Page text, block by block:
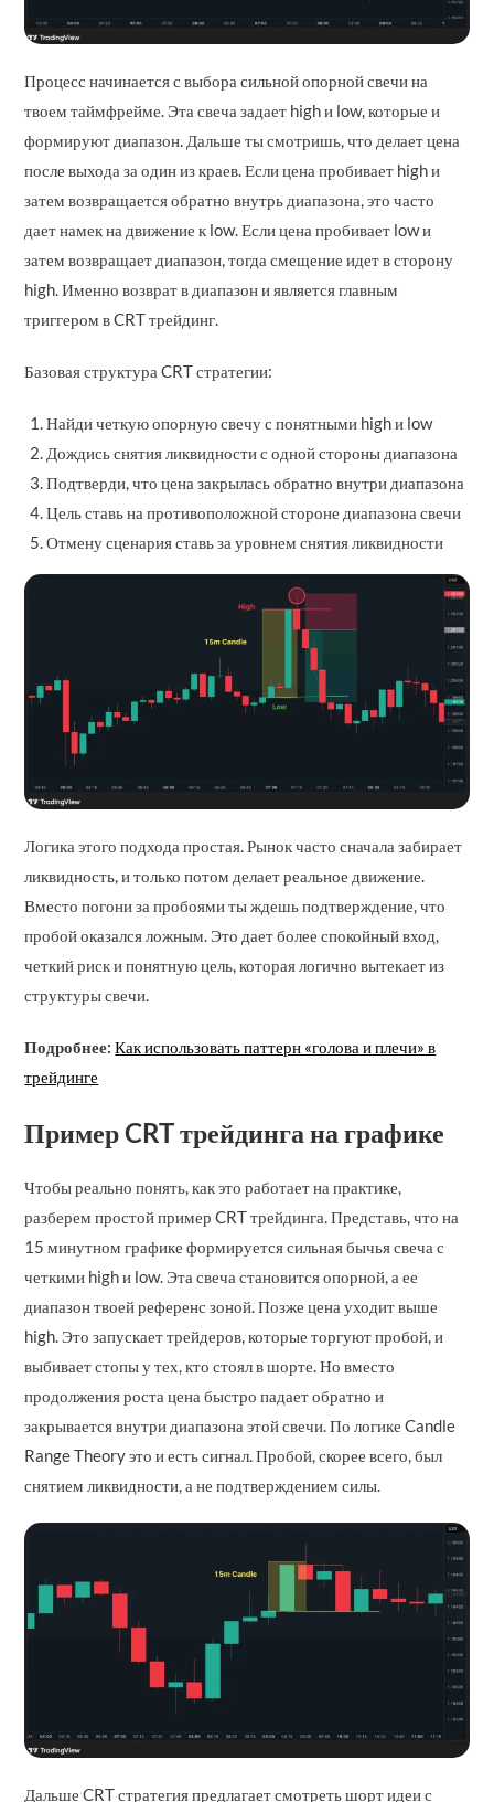
Процесс начинается с выбора сильной опорной свечи на
твоем таймфрейме. Эта свеча задает high и low, которые и
формируют диапазон. Дальше ты смотришь, что делает цена
после выхода за один из краев. Если цена пробивает high и
затем возвращается обратно внутрь диапазона, это часто
дает намек на движение к low. Если цена пробивает low и
затем возвращает диапазон, тогда смещение идет в сторону
high. Именно возврат в диапазон и является главным
триггером в CRT трейдинг.
Базовая структура CRT стратегии:
Найди четкую опорную свечу с понятными high и low
Дождись снятия ликвидности с одной стороны диапазона
Подтверди, что цена закрылась обратно внутри диапазона
Цель ставь на противоположной стороне диапазона свечи
Отмену сценария ставь за уровнем снятия ликвидности
Логика этого подхода простая. Рынок часто сначала забирает
ликвидность, и только потом делает реальное движение.
Вместо погони за пробоями ты ждешь подтверждение, что
пробой оказался ложным. Это дает более спокойный вход,
четкий риск и понятную цель, которая логично вытекает из
структуры свечи.
Подробнее: Как использовать паттерн «голова и плечи» в
трейдинге
Пример CRT трейдинга на графике
Чтобы реально понять, как это работает на практике,
разберем простой пример CRT трейдинга. Представь, что на
15 минутном графике формируется сильная бычья свеча с
четкими high и low. Эта свеча становится опорной, а ее
диапазон твоей референс зоной. Позже цена уходит выше
high. Это запускает трейдеров, которые торгуют пробой, и
выбивает стопы у тех, кто стоял в шорте. Но вместо
продолжения роста цена быстро падает обратно и
закрывается внутри диапазона этой свечи. По логике Candle
Range Theory это и есть сигнал. Пробой, скорее всего, был
снятием ликвидности, а не подтверждением силы.
Дальше CRT стратегия предлагает смотреть шорт идеи с